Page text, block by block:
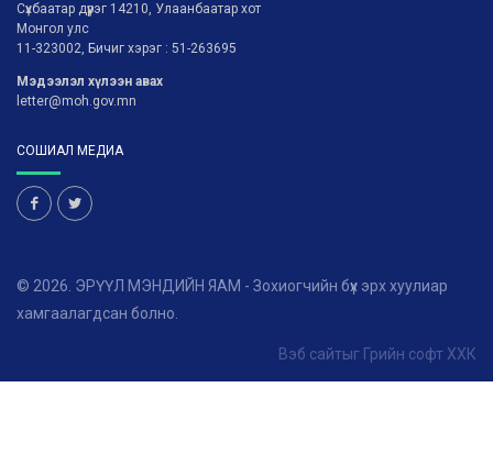
Сүхбаатар дүүрэг 14210, Улаанбаатар хот
Монгол улс
11-323002, Бичиг хэрэг : 51-263695
Мэдээлэл хүлээн авах
letter@moh.gov.mn
СОШИАЛ МЕДИА
© 2026. ЭРҮҮЛ МЭНДИЙН ЯАМ - Зохиогчийн бүх эрх хуулиар
хамгаалагдсан болно.
Вэб сайтыг Грийн софт ХХК